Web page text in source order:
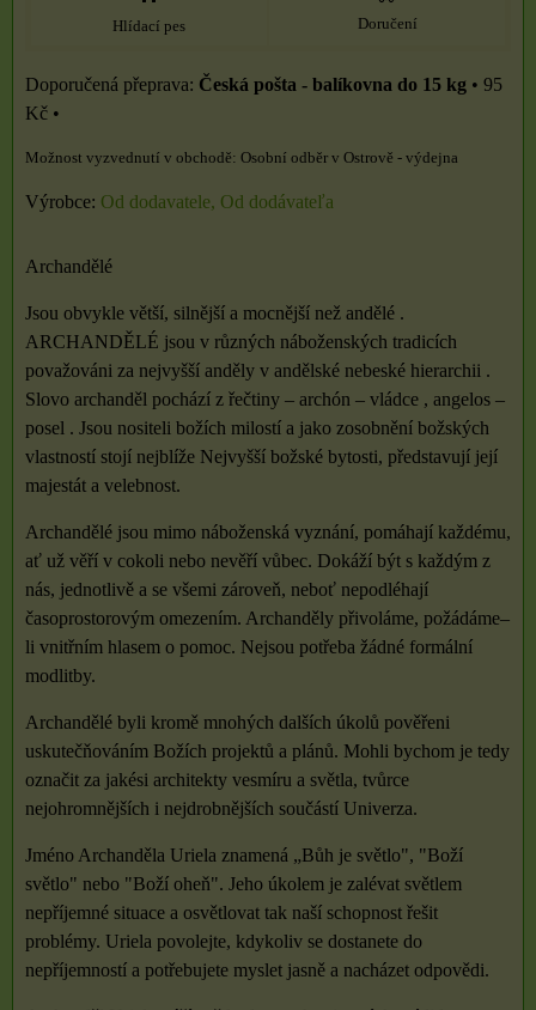
Hlídací pes Doručení
Česká pošta - balíkovna do 15 kg • 95
Kč •
Osobní odběr v Ostrově - výdejna
Výrobce: Od dodavatele, Od dodávateľa
Archandělé
Jsou obvykle větší, silnější a mocnější než andělé .
ARCHANDĚLÉ jsou v různých náboženských tradicích
považováni za nejvyšší anděly v andělské nebeské hierarchii .
Slovo archanděl pochází z řečtiny – archón – vládce , angelos –
posel . Jsou nositeli božích milostí a jako zosobnění božských
vlastností stojí nejblíže Nejvyšší božské bytosti, představují její
majestát a velebnost.
Archandělé jsou mimo náboženská vyznání, pomáhají každému,
ať už věří v cokoli nebo nevěří vůbec. Dokáží být s každým z
nás, jednotlivě a se všemi zároveň, neboť nepodléhají
časoprostorovým omezením. Archanděly přivoláme, požádáme–
li vnitřním hlasem o pomoc. Nejsou potřeba žádné formální
modlitby.
Archandělé byli kromě mnohých dalších úkolů pověřeni
uskutečňováním Božích projektů a plánů. Mohli bychom je tedy
označit za jakési architekty vesmíru a světla, tvůrce
nejohromnějších i nejdrobnějších součástí Univerza.
Jméno Archanděla Uriela znamená „Bůh je světlo", "Boží
světlo" nebo "Boží oheň". Jeho úkolem je zalévat světlem
nepříjemné situace a osvětlovat tak naší schopnost řešit
problémy. Uriela povolejte, kdykoliv se dostanete do
nepříjemností a potřebujete myslet jasně a nacházet odpovědi.